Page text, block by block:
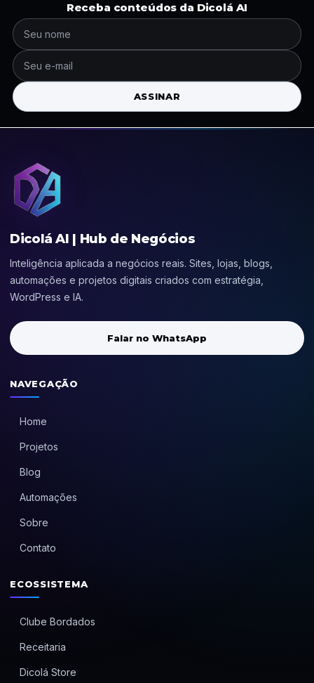
Receba conteúdos da Dicolá AI
ASSINAR
Dicolá AI | Hub de Negócios
Inteligência aplicada a negócios reais. Sites, lojas, blogs,
automações e projetos digitais criados com estratégia,
WordPress e IA.
Falar no WhatsApp
NAVEGAÇÃO
Home
Projetos
Blog
Automações
Sobre
Contato
ECOSSISTEMA
Clube Bordados
Receitaria
Dicolá Store